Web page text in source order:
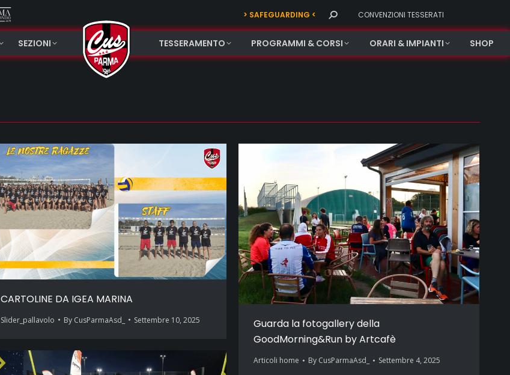
> SAFEGUARDING < Search: CONVENZIONI TESSERATI
SEZIONI TESSERAMENTO PROGRAMMI & CORSI ORARI & IMPIANTI SHOP
CARTOLINE DA IGEA MARINA
Slider_pallavolo By CusParmaAsd_ Settembre 10, 2025
Guarda la fotogallery della
GoodMorning&Run by Artcafè
Articoli home By CusParmaAsd_ Settembre 4, 2025